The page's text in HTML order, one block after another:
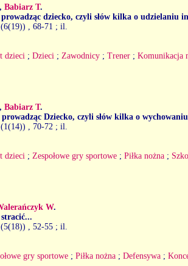
, Babiarz T.
dziecko, czyli słów kilka o udzielaniu
, 68-71 ; il.
dzieci ; Dzieci ; Zawodnicy ; Trener ; Komunikacja
, Babiarz T.
Dziecko, czyli słów kilka o
, 70-72 ; il.
dzieci ; Zespołowe gry sportowe ; Piłka nożna ;
W.
, 52-55 ; il.
gry sportowe ; Piłka nożna ; Defensywa ;